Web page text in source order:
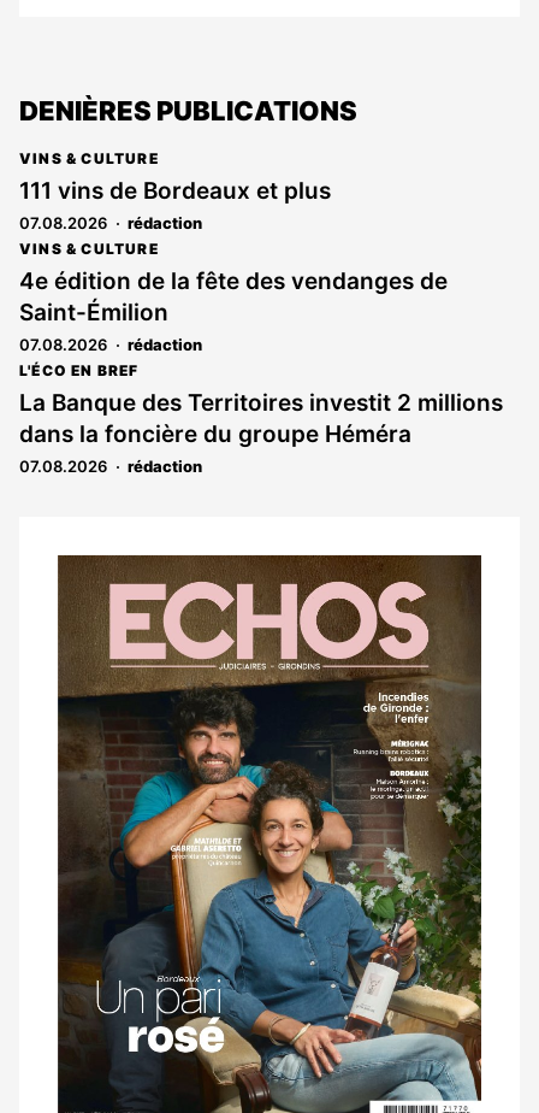
DENIÈRES PUBLICATIONS
VINS & CULTURE
111 vins de Bordeaux et plus
07.08.2026 rédaction
VINS & CULTURE
4e édition de la fête des vendanges de
Saint-Émilion
07.08.2026 rédaction
L'ÉCO EN BREF
La Banque des Territoires investit 2 millions
dans la foncière du groupe Héméra
07.08.2026 rédaction
Notre
dernier
magazine